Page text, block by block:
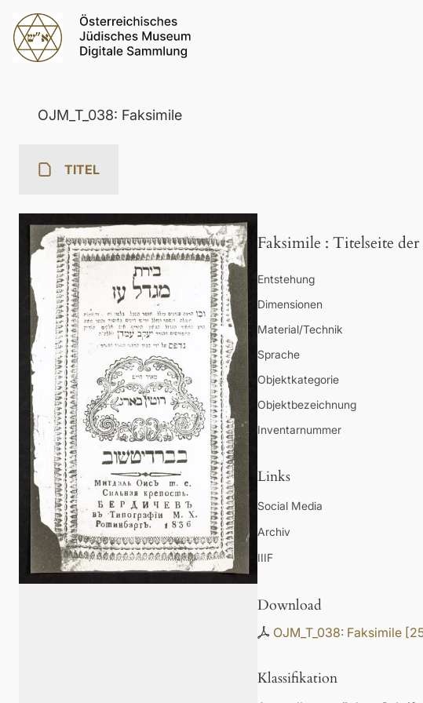
OJM_T_038: Faksimile
TITEL
Faksimile : Titelseite
Entstehung
Dimensionen
Material/Technik
Sprache
Objektkategorie
Objektbezeichnung
Inventarnummer
Links
Social Media
Archiv
IIIF
Download
OJM_T_038: Faksimile [
Klassifikation